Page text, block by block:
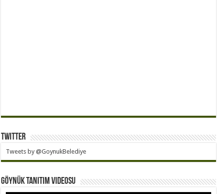
Twitter
Tweets by @GoynukBelediye
Göynük Tanıtım Videosu